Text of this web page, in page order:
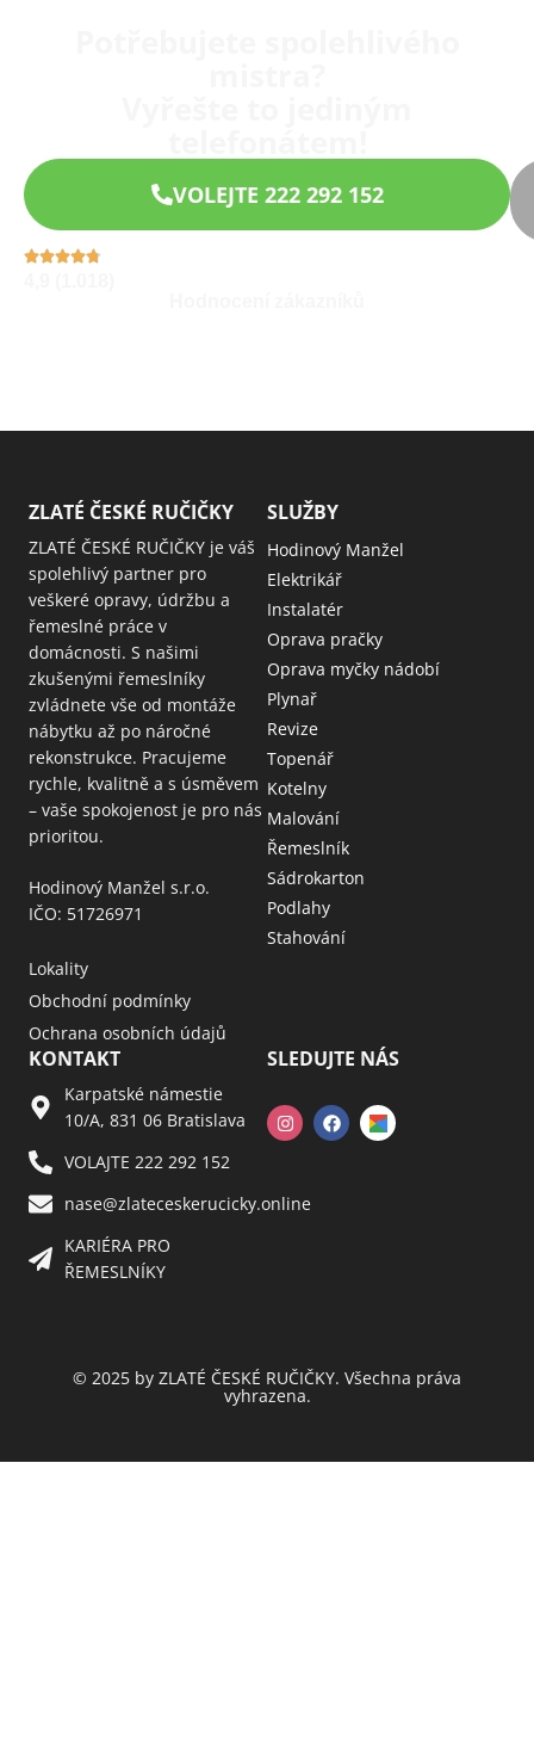
VOLEJTE 222 292 152
ZLATÉ ČESKÉ RUČIČKY
ZLATÉ ČESKÉ RUČIČKY je váš
spolehlivý partner pro
veškeré opravy, údržbu a
řemeslné práce v
domácnosti. S našimi
zkušenými řemeslníky
zvládnete vše od montáže
nábytku až po náročné
rekonstrukce. Pracujeme
rychle, kvalitně a s úsměvem
– vaše spokojenost je pro nás
prioritou.
Hodinový Manžel s.r.o.
IČO: 51726971
Lokality
Obchodní podmínky
Ochrana osobních údajů
SLUŽBY
Hodinový Manžel
Elektrikář
Instalatér
Oprava pračky
Oprava myčky nádobí
Plynař
Revize
Topenář
Kotelny
Malování
Řemeslník
Sádrokarton
Podlahy
Stahování
KONTAKT
Karpatské námestie
10/A, 831 06 Bratislava
VOLAJTE 222 292 152
nase@zlateceskerucicky.online
KARIÉRA PRO
ŘEMESLNÍKY
SLEDUJTE NÁS
© 2025 by ZLATÉ ČESKÉ RUČIČKY. Všechna práva
vyhrazena.